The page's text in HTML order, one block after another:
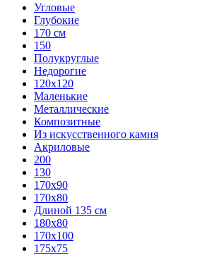
Угловые
Глубокие
170 см
150
Полукруглые
Недорогие
120х120
Маленькие
Металлические
Композитные
Из искусственного камня
Акриловые
200
130
170х90
170х80
Длиной 135 см
180х80
170х100
175х75